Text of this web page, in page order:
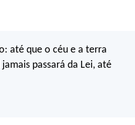
até que o céu e a terra
passará da Lei, até